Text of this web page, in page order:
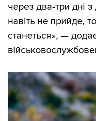
через два-три дні
навіть не прийде,
станеться», —